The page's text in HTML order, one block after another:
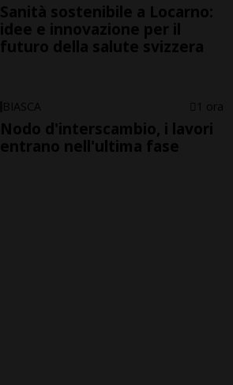
Sanità sostenibile a Locarno:
idee e innovazione per il
futuro della salute svizzera
BIASCA 1 ora
Nodo d'interscambio, i lavori
entrano nell'ultima fase